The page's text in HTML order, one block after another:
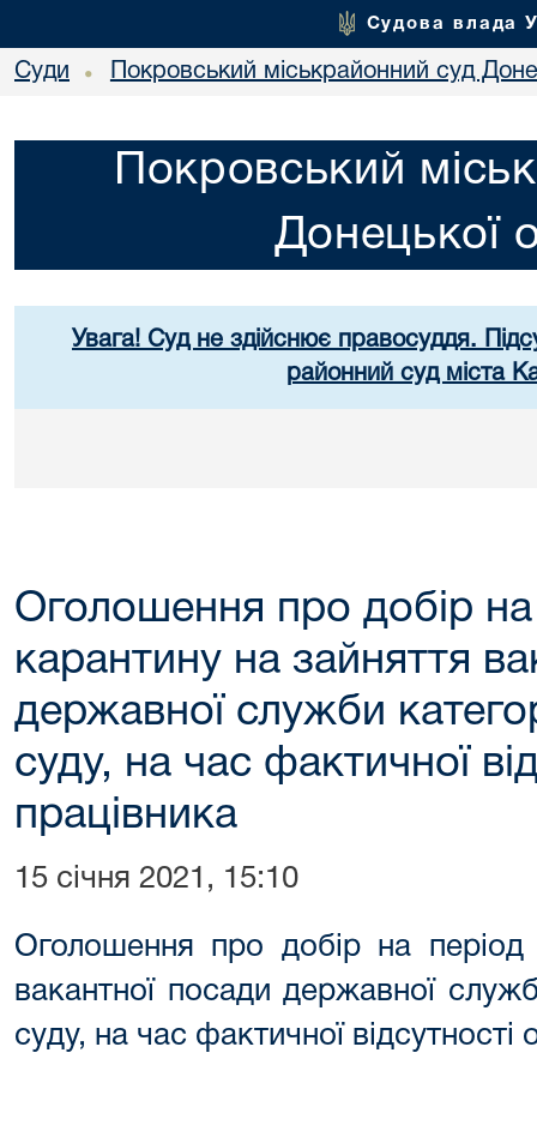
Судова влада
Суди • Покровський міськрайонний суд
Покровський
Донецької
Увага! Суд не здійснює правосуддя.
районний суд міста
Оголошення про добір на
карантину на зайняття
державної служби
суду, на час фактичної
працівника
15 січня 2021, 15:10
Оголошення про добір на період
вакантної посади державної
суду, на час фактичної відсутності